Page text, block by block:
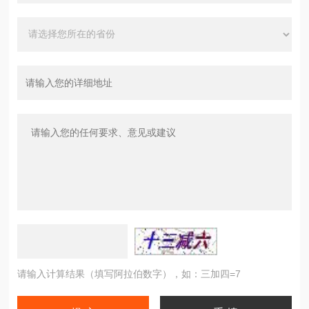
请输入计算结果（填写阿拉伯数字），如：三加四=7